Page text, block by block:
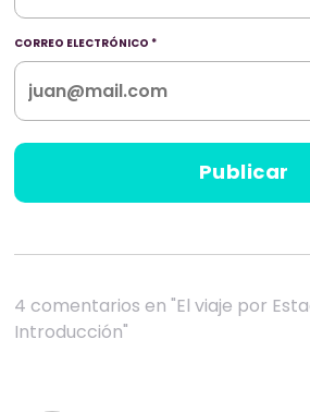
CORREO ELECTRÓNICO *
4 comentarios en "El viaje por
Introducción"